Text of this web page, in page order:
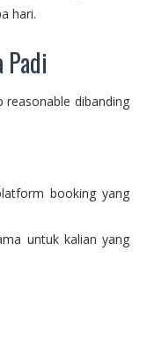
hari.
reasonable dibanding
booking yang
untuk kalian yang